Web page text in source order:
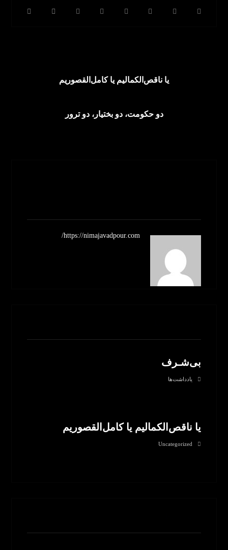
یا ناقص‌الکمالیم یا کامل‌القصوریم
دو حکومت، دو بختیار، دو ترور
https://nimajavadpour.com/
بی‌شـرف
یادداشت‌ها
یا ناقص‌الکمالیم یا کامل‌القصوریم
Uncategorized